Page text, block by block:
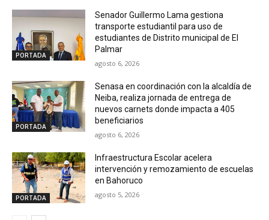
PORTADA
Senador Guillermo Lama gestiona
transporte estudiantil para uso de
estudiantes de Distrito municipal de El
Palmar
agosto 6, 2026
PORTADA
Senasa en coordinación con la alcaldía de
Neiba, realiza jornada de entrega de
nuevos carnets donde impacta a 405
beneficiarios
agosto 6, 2026
PORTADA
Infraestructura Escolar acelera
intervención y remozamiento de escuelas
en Bahoruco
agosto 5, 2026